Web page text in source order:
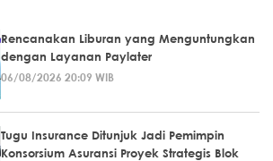
Rencanakan Liburan yang Menguntungkan
dengan Layanan Paylater
06/08/2026 20:09 WIB
Tugu Insurance Ditunjuk Jadi Pemimpin
Konsorsium Asuransi Proyek Strategis Blok